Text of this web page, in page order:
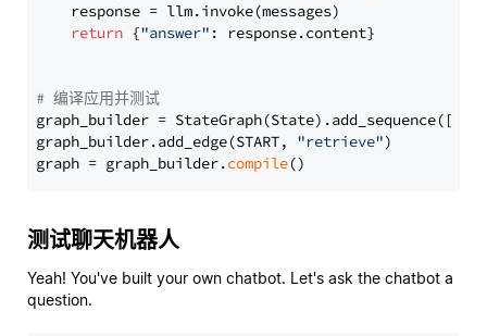
    response = llm.invoke(messages)
return {"answer" : response.content}
# 编译应用并测试
graph_builder =
graph_builder.add_edge(START, "retrieve")
graph = graph_builder.compile
测试聊天机器人
Yeah! You've built your own chatbot. Let's ask the chatbot a
question.